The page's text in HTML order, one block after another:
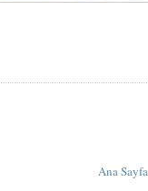
Ana Sayfa